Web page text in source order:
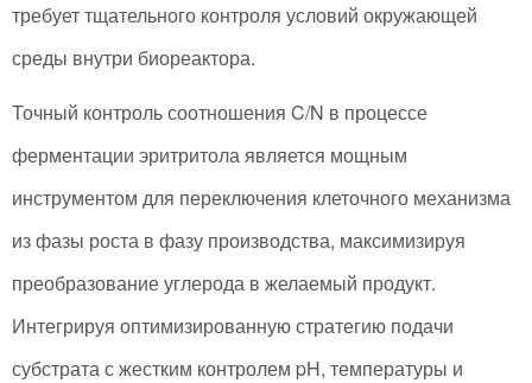
требует тщательного контроля условий окружающей
среды внутри биореактора.
Точный контроль соотношения C/N в процессе
ферментации эритритола является мощным
инструментом для переключения клеточного механизма
из фазы роста в фазу производства, максимизируя
преобразование углерода в желаемый продукт.
Интегрируя оптимизированную стратегию подачи
субстрата с жестким контролем pH, температуры и